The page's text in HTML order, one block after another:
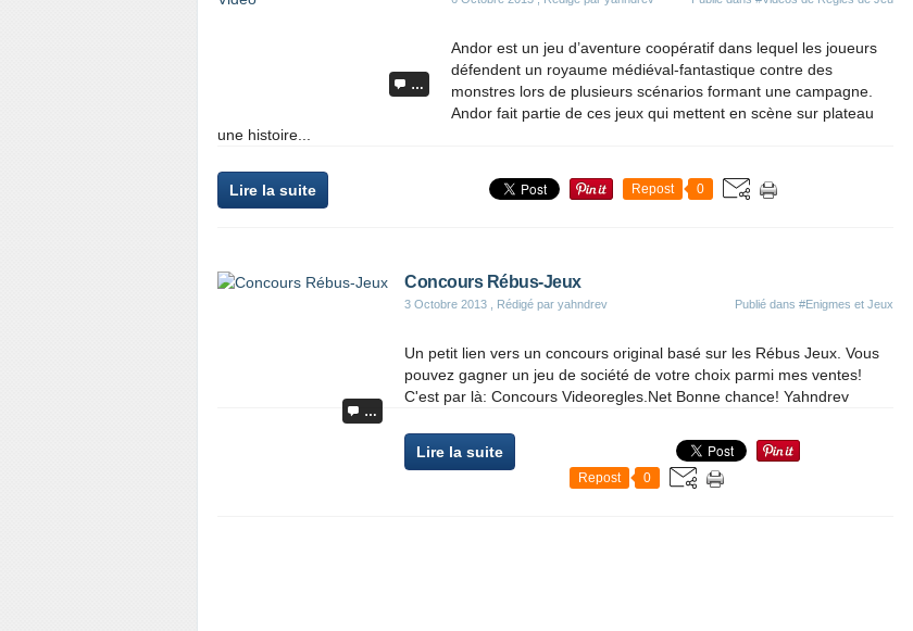
…
Andor est un jeu d’aventure coopératif dans lequel les joueurs
défendent un royaume médiéval-fantastique contre des
monstres lors de plusieurs scénarios formant une campagne.
Andor fait partie de ces jeux qui mettent en scène sur plateau
une histoire...
Lire la suite Repost 0
…
Concours Rébus-Jeux
3 Octobre 2013 , Rédigé par yahndrev Publié dans #Enigmes et Jeux
Un petit lien vers un concours original basé sur les Rébus Jeux. Vous
pouvez gagner un jeu de société de votre choix parmi mes ventes!
C'est par là: Concours Videoregles.Net Bonne chance! Yahndrev
Lire la suite
Repost 0